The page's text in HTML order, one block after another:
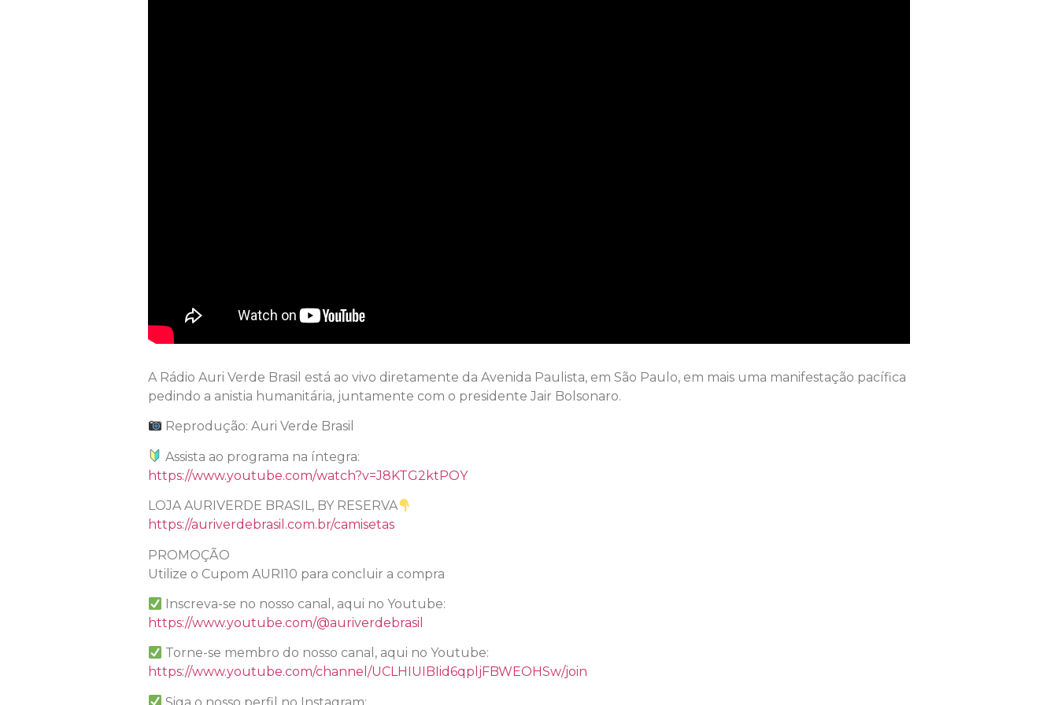
A Rádio Auri Verde Brasil está ao vivo diretamente da Avenida Paulista, em São Paulo, em mais uma manifestação pacífica
pedindo a anistia humanitária, juntamente com o presidente Jair Bolsonaro.
Reprodução: Auri Verde Brasil
Assista ao programa na íntegra:
https://www.youtube.com/watch?v=J8KTG2ktPOY
LOJA AURIVERDE BRASIL, BY RESERVA
https://auriverdebrasil.com.br/camisetas
PROMOÇÃO
Utilize o Cupom AURI10 para concluir a compra
Inscreva-se no nosso canal, aqui no Youtube:
https://www.youtube.com/@auriverdebrasil
Torne-se membro do nosso canal, aqui no Youtube:
https://www.youtube.com/channel/UCLHIUIBIid6qpljFBWEOHSw/join